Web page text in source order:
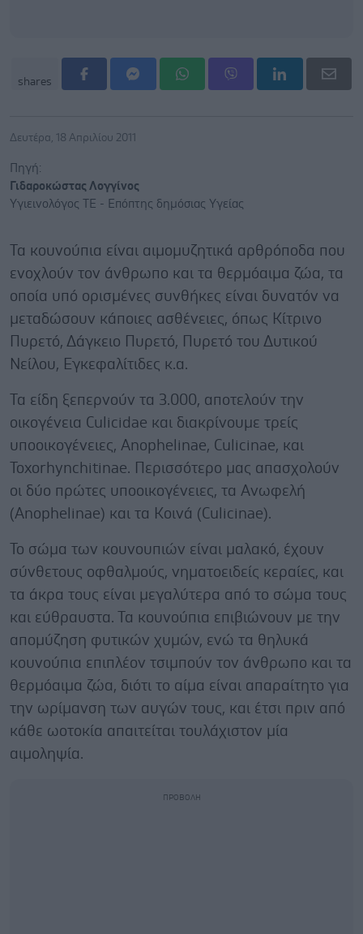
shares
Δευτέρα, 18 Απριλίου 2011
Πηγή:
Γιδαροκώστας Λογγίνος
Υγιεινολόγος ΤΕ - Επόπτης δημόσιας Υγείας
Τα κουνούπια είναι αιμομυζητικά αρθρόποδα που
ενοχλούν τον άνθρωπο και τα θερμόαιμα ζώα, τα
οποία υπό ορισμένες συνθήκες είναι δυνατόν να
μεταδώσουν κάποιες ασθένειες, όπως Κίτρινο
Πυρετό, Δάγκειο Πυρετό, Πυρετό του Δυτικού
Νείλου, Εγκεφαλίτιδες κ.α.
Τα είδη ξεπερνούν τα 3.000, αποτελούν την
οικογένεια Culicidae και διακρίνουμε τρείς
υποοικογένειες, Anophelinae, Culicinae, και
Toxorhynchitinae. Περισσότερο μας απασχολούν
οι δύο πρώτες υποοικογένειες, τα Ανωφελή
(Anophelinae) και τα Κοινά (Culicinae).
Το σώμα των κουνουπιών είναι μαλακό, έχουν
σύνθετους οφθαλμούς, νηματοειδείς κεραίες, και
τα άκρα τους είναι μεγαλύτερα από το σώμα τους
και εύθραυστα. Τα κουνούπια επιβιώνουν με την
απομύζηση φυτικών χυμών, ενώ τα θηλυκά
κουνούπια επιπλέον τσιμπούν τον άνθρωπο και τα
θερμόαιμα ζώα, διότι το αίμα είναι απαραίτητο για
την ωρίμανση των αυγών τους, και έτσι πριν από
κάθε ωοτοκία απαιτείται τουλάχιστον μία
αιμοληψία.